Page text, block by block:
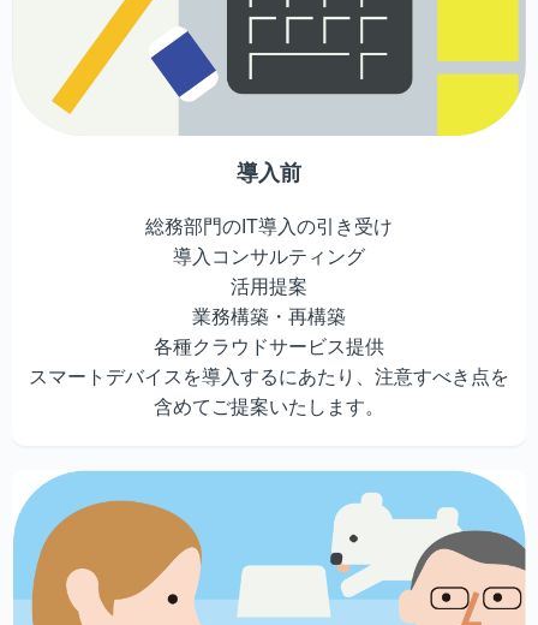
導入前
総務部門のIT導入の引き受け
導入コンサルティング
活用提案
業務構築・再構築
各種クラウドサービス提供
スマートデバイスを導入するにあたり、注意すべき点を
含めてご提案いたします。